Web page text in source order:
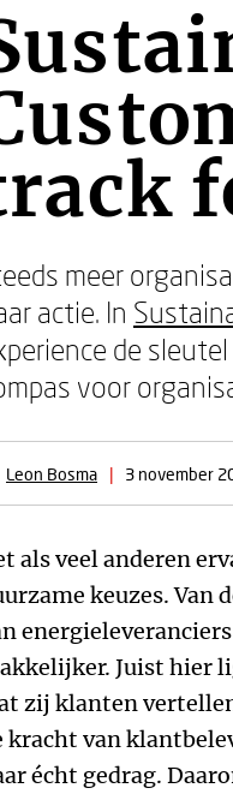
meer
actie. In
de
voor
Leon Bosma | 3 november
als veel anderen
keuzes. Van
Juist hier
zij klanten
kracht van
écht gedrag.